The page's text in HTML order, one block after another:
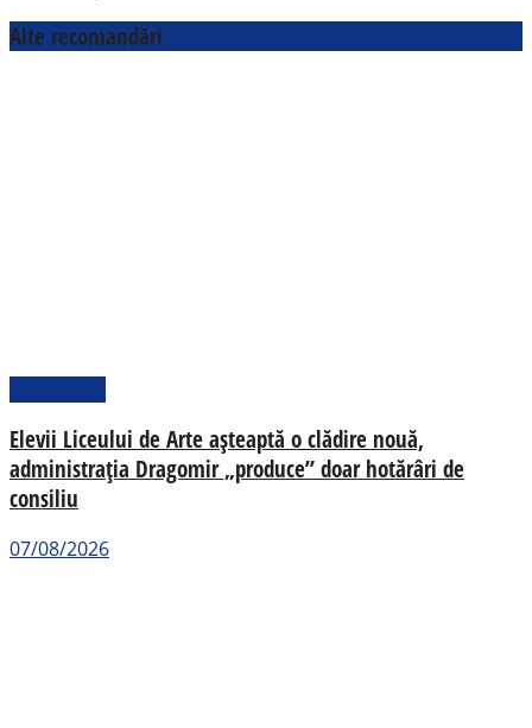
Alte recomandări
Elevii Liceului de Arte așteaptă o clădire nouă,
administrația Dragomir „produce” doar hotărâri de
consiliu
07/08/2026